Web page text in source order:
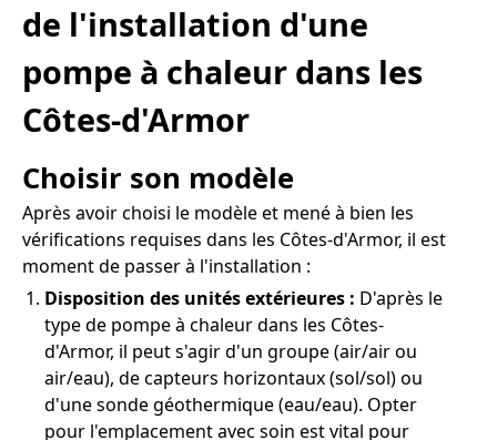
de l'installation d'une
pompe à chaleur dans les
Côtes-d'Armor
Choisir son modèle
Après avoir choisi le modèle et mené à bien les
vérifications requises dans les Côtes-d'Armor, il est
moment de passer à l'installation :
Disposition des unités extérieures : D'après le
type de pompe à chaleur dans les Côtes-
d'Armor, il peut s'agir d'un groupe (air/air ou
air/eau), de capteurs horizontaux (sol/sol) ou
d'une sonde géothermique (eau/eau). Opter
pour l'emplacement avec soin est vital pour